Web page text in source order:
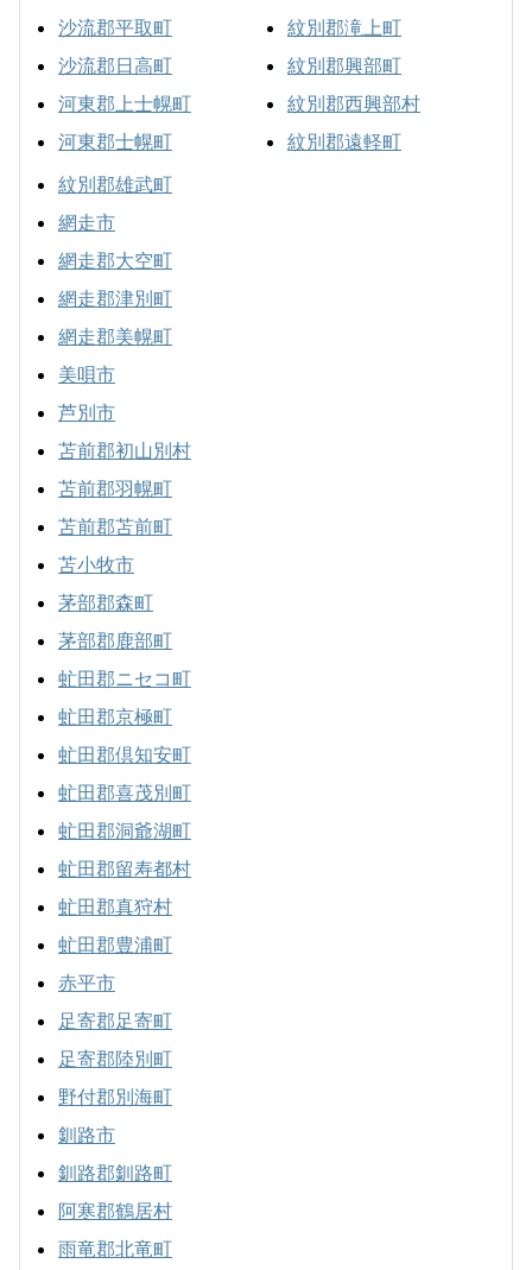
沙流郡平取町
沙流郡日高町
河東郡上士幌町
河東郡士幌町
紋別郡滝上町
紋別郡興部町
紋別郡西興部村
紋別郡遠軽町
紋別郡雄武町
網走市
網走郡大空町
網走郡津別町
網走郡美幌町
美唄市
芦別市
苫前郡初山別村
苫前郡羽幌町
苫前郡苫前町
苫小牧市
茅部郡森町
茅部郡鹿部町
虻田郡ニセコ町
虻田郡京極町
虻田郡倶知安町
虻田郡喜茂別町
虻田郡洞爺湖町
虻田郡留寿都村
虻田郡真狩村
虻田郡豊浦町
赤平市
足寄郡足寄町
足寄郡陸別町
野付郡別海町
釧路市
釧路郡釧路町
阿寒郡鶴居村
雨竜郡北竜町